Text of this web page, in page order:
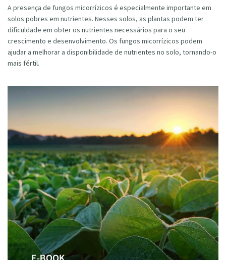
A presença de fungos micorrízicos é especialmente importante em
solos pobres em nutrientes. Nesses solos, as plantas podem ter
dificuldade em obter os nutrientes necessários para o seu
crescimento e desenvolvimento. Os fungos micorrízicos podem
ajudar a melhorar a disponibilidade de nutrientes no solo, tornando-o
mais fértil.